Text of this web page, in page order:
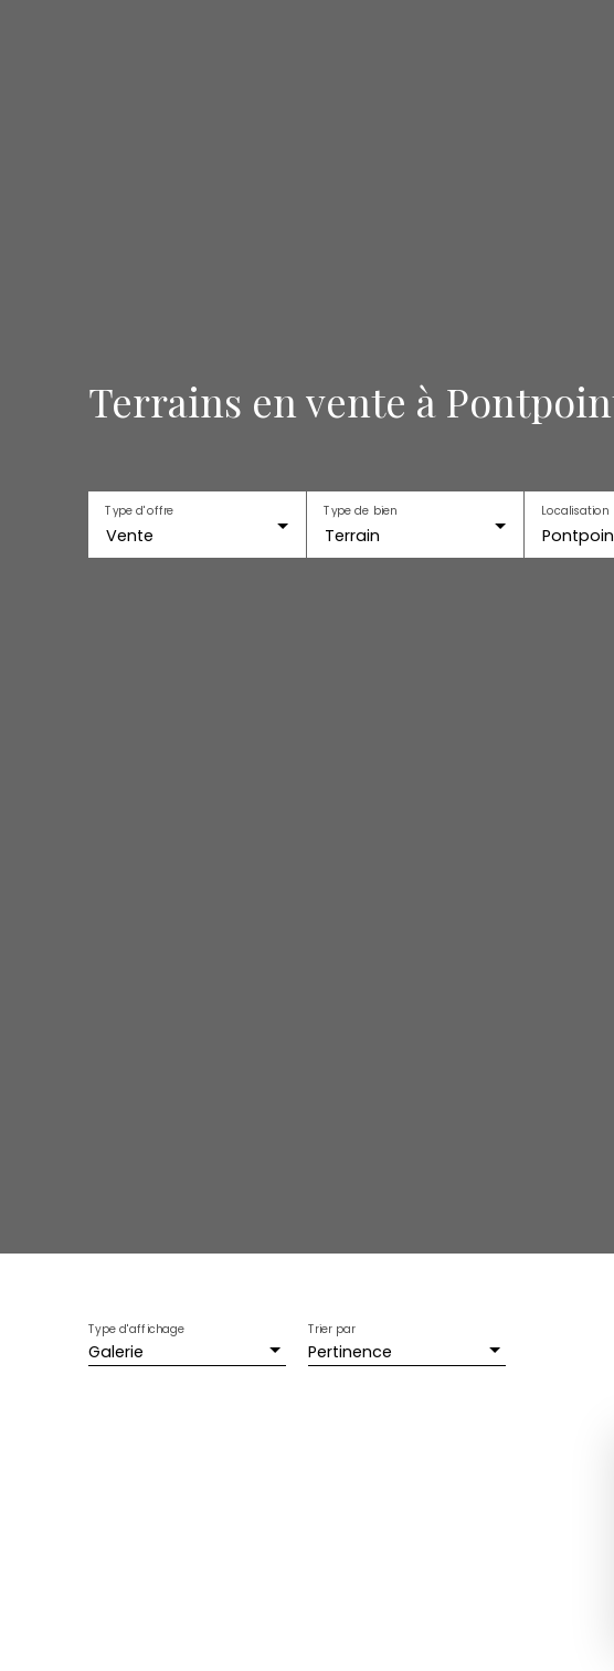
Terrains en vente à
Vente
Type d'offre
Terrain
Type de bien Localisation
Galerie
Type d'affichage
Pertinence
Trier par